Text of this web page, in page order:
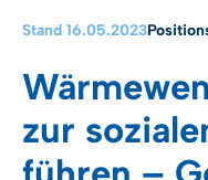
Stand 16.05.2023
zur